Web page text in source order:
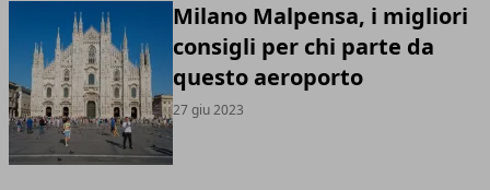
Milano Malpensa, i migliori
consigli per chi parte da
questo aeroporto
27 giu 2023